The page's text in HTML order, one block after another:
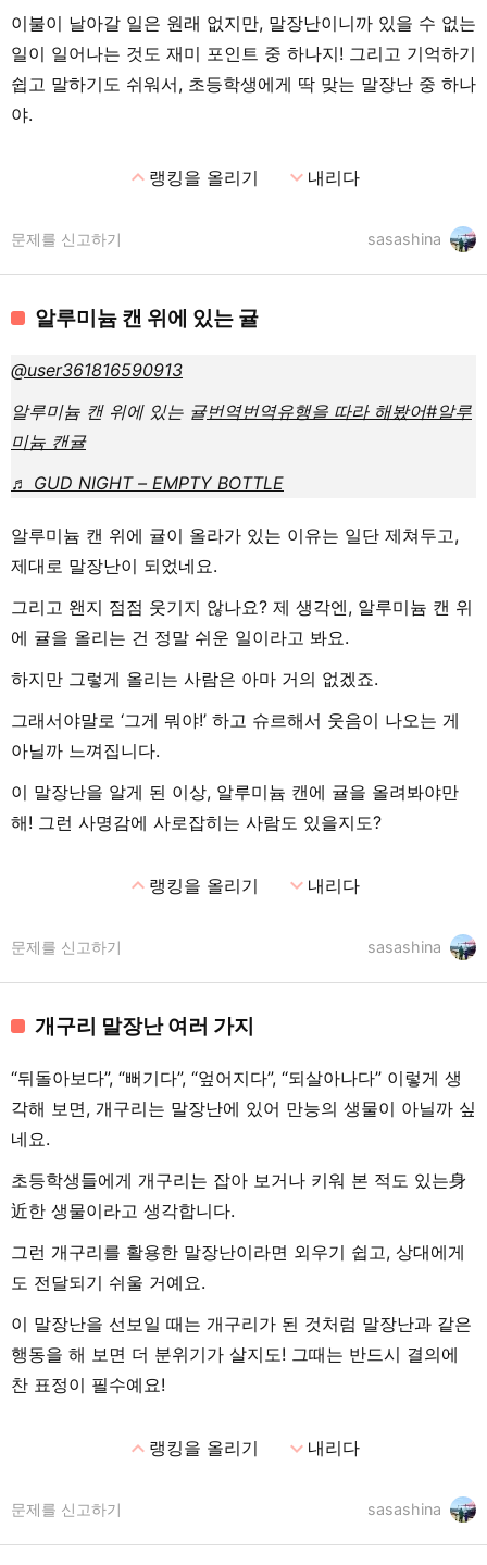
이불이 날아갈 일은 원래 없지만, 말장난이니까 있을 수 없는
일이 일어나는 것도 재미 포인트 중 하나지! 그리고 기억하기
쉽고 말하기도 쉬워서, 초등학생에게 딱 맞는 말장난 중 하나
야.
expand_less랭킹을 올리기 expand_more내리다
sasashina
문제를 신고하기
알루미늄 캔 위에 있는 귤
@user361816590913
알루미늄 캔 위에 있는 귤번역번역유행을 따라 해봤어#알루
미늄 캔귤
♬ GUD NIGHT – EMPTY BOTTLE
알루미늄 캔 위에 귤이 올라가 있는 이유는 일단 제쳐두고,
제대로 말장난이 되었네요.
그리고 왠지 점점 웃기지 않나요? 제 생각엔, 알루미늄 캔 위
에 귤을 올리는 건 정말 쉬운 일이라고 봐요.
하지만 그렇게 올리는 사람은 아마 거의 없겠죠.
그래서야말로 ‘그게 뭐야!’ 하고 슈르해서 웃음이 나오는 게
아닐까 느껴집니다.
이 말장난을 알게 된 이상, 알루미늄 캔에 귤을 올려봐야만
해! 그런 사명감에 사로잡히는 사람도 있을지도?
expand_less랭킹을 올리기 expand_more내리다
sasashina
문제를 신고하기
개구리 말장난 여러 가지
“뒤돌아보다”, “뻐기다”, “엎어지다”, “되살아나다” 이렇게 생
각해 보면, 개구리는 말장난에 있어 만능의 생물이 아닐까 싶
네요.
초등학생들에게 개구리는 잡아 보거나 키워 본 적도 있는身
近한 생물이라고 생각합니다.
그런 개구리를 활용한 말장난이라면 외우기 쉽고, 상대에게
도 전달되기 쉬울 거예요.
이 말장난을 선보일 때는 개구리가 된 것처럼 말장난과 같은
행동을 해 보면 더 분위기가 살지도! 그때는 반드시 결의에
찬 표정이 필수예요!
expand_less랭킹을 올리기 expand_more내리다
sasashina
문제를 신고하기